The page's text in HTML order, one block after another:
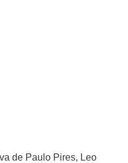
de Paulo Pires, Leo